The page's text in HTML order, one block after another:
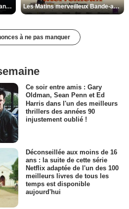
Les Silences de Riyad Bande-annonce VO STFR Les Matins merveilleux Bande-annonce VF
à ne pas manquer
Ce soir entre amis : Gary
Oldman, Sean Penn et Ed
Harris dans l'un des meilleurs
thrillers des années 90
injustement oublié !
Déconseillée aux moins de 16
ans : la suite de cette série
Netflix adaptée de l'un des 100
meilleurs livres de tous les
temps est disponible
aujourd'hui